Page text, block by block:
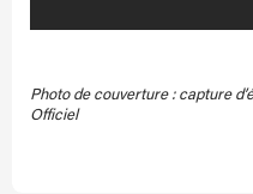
Photo de couverture : capture
Officiel